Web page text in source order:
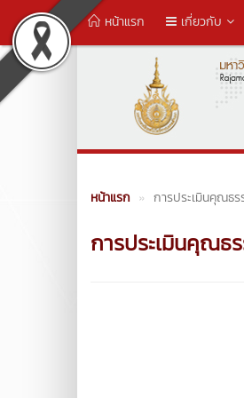
หน้าแรก เกี่ยวกับ
หน้าแรก การประเมินคุณธร
การประเมินคุณธ